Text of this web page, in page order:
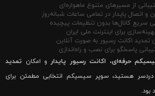
از مسیرهای متنوع ماهواره‌ای
و اتصال پایدار در تمامی ساعات شبانه‌روز
سریع کانال‌ها بدون تنظیمات پیچیده
برای اینترنت ملی ایران
تمدید اکانت رسیور به صورت آنلاین
پاسخگو برای نصب و راه‌اندازی
حرفه‌ای، اکانت رسیور پایدارو امکان تمدید
هستید، سوپر سیسیکم انتخابی مطمئن برای
بود.